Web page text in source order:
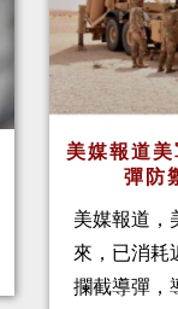
美媒報道
彈防
美媒報道，
來，已消耗
攔截導彈，